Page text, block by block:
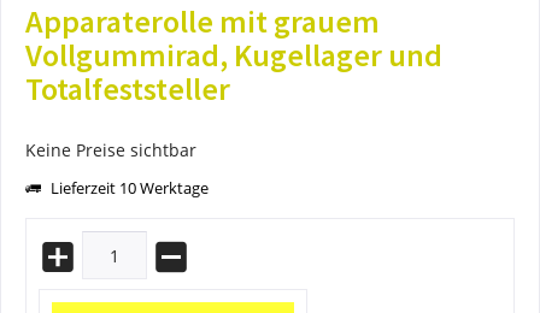
Apparaterolle mit grauem
Vollgummirad, Kugellager und
Totalfeststeller
Keine Preise sichtbar
Lieferzeit 10 Werktage